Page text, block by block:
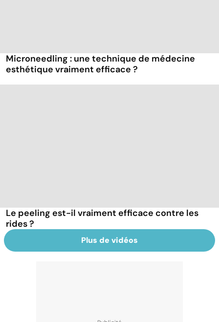
Microneedling : une technique de médecine
esthétique vraiment efficace ?
Le peeling est-il vraiment efficace contre les
rides ?
Plus de vidéos